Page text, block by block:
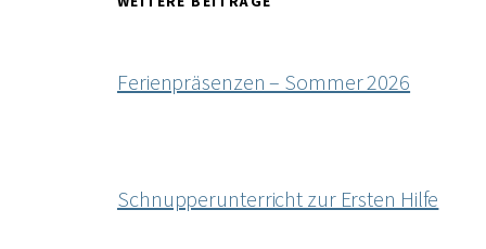
Ferienpräsenzen – Sommer 2026
Schnupperunterricht zur Ersten Hilfe